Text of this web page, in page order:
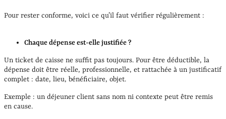
Pour rester conforme, voici ce qu’il faut vérifier régulièrement :
Chaque dépense est-elle justifiée ?
Un ticket de caisse ne suffit pas toujours. Pour être déductible, la
dépense doit être réelle, professionnelle, et rattachée à un justificatif
complet : date, lieu, bénéficiaire, objet.
Exemple : un déjeuner client sans nom ni contexte peut être remis
en cause.